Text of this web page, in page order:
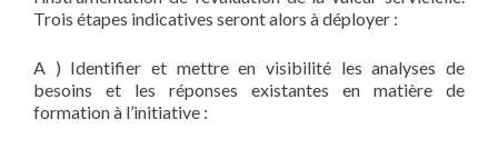
Trois étapes indicatives seront alors à déployer :
A ) Identifier et mettre en visibilité les analyses de
besoins et les réponses existantes en matière de
formation à l’initiative :